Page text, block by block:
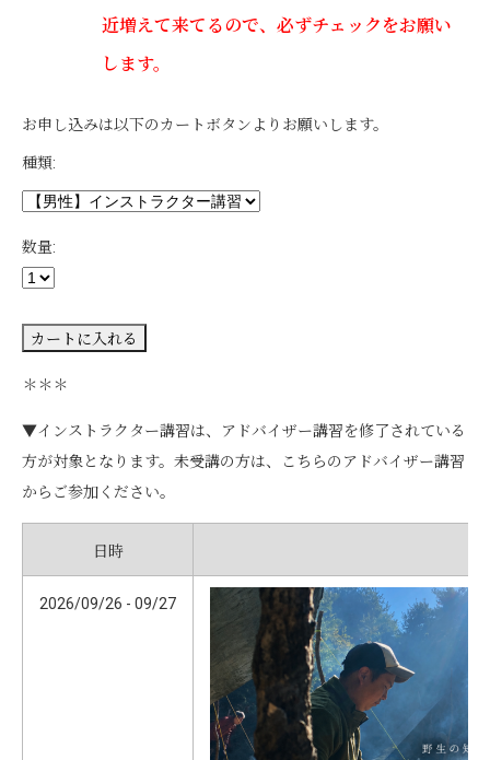
近増えて来てるので、必ずチェックをお願い
します。
お申し込みは以下のカートボタンよりお願いします。
種類:
数量:
＊＊＊
▼インストラクター講習は、アドバイザー講習を修了されている
方が対象となります。未受講の方は、こちらのアドバイザー講習
からご参加ください。
日時
2026/09/26 - 09/27